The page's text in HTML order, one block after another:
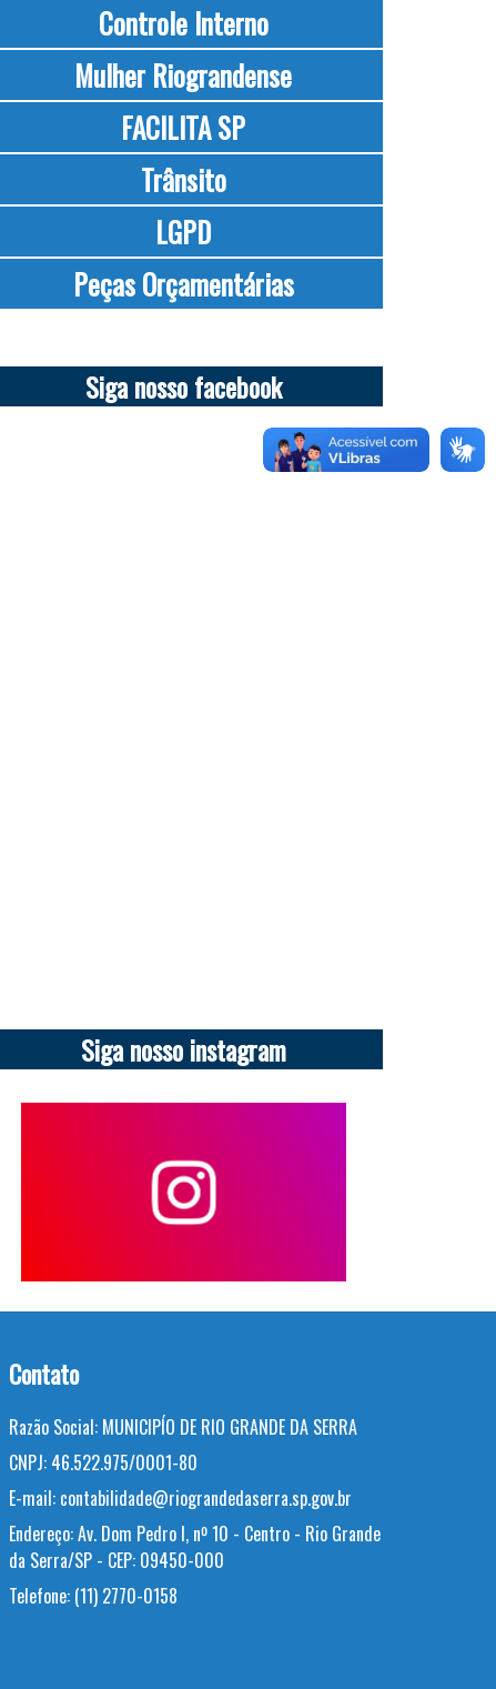
Controle Interno
Mulher Riograndense
FACILITA SP
Trânsito
LGPD
Peças Orçamentárias
Siga nosso facebook
Siga nosso instagram
Contato
Razão Social: MUNICIPÍO DE RIO GRANDE DA SERRA
CNPJ: 46.522.975/0001-80
E-mail: contabilidade@riograndedaserra.sp.gov.br
Endereço:Av. Dom Pedro I, nº 10 - Centro - Rio Grande
da Serra/SP - CEP: 09450-000
Telefone: (11) 2770-0158